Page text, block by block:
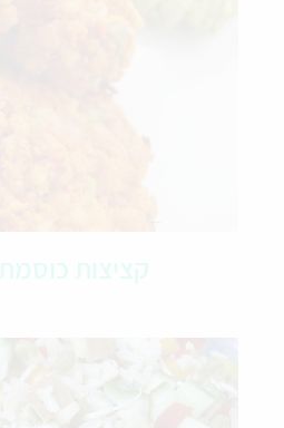
קציצות